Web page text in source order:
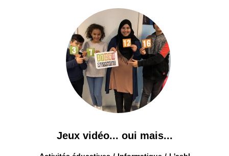
Jeux vidéo... oui mais...